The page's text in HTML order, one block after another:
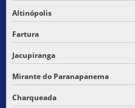
Altinópolis
Fartura
Jacupiranga
Mirante do Paranapanema
Charqueada